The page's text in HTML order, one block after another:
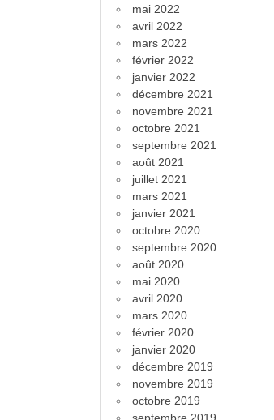
mai 2022
avril 2022
mars 2022
février 2022
janvier 2022
décembre 2021
novembre 2021
octobre 2021
septembre 2021
août 2021
juillet 2021
mars 2021
janvier 2021
octobre 2020
septembre 2020
août 2020
mai 2020
avril 2020
mars 2020
février 2020
janvier 2020
décembre 2019
novembre 2019
octobre 2019